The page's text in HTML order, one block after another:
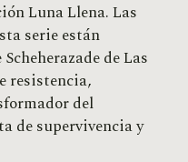
Luna Llena. Las
serie están
de Las
resistencia,
del
de supervivencia y